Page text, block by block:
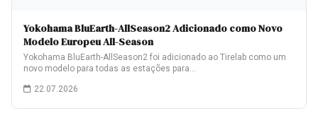
Yokohama BluEarth-AllSeason2 Adicionado como Novo
Modelo Europeu All-Season
Yokohama BluEarth-AllSeason2 foi adicionado ao Tirelab como um
novo modelo para todas as estações para…
22.07.2026